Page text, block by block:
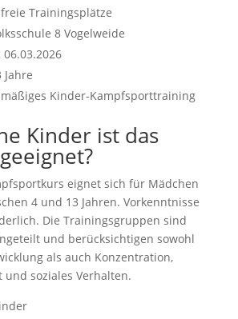
Trainingsplätze
8 Vogelweide
06.03.2026
Jahre
Kinder-Kampfsporttraining
Kinder ist das
eignet sich für Mädchen
4 und 13 Jahren. Vorkenntnisse
Die Trainingsgruppen sind
und berücksichtigen sowohl
als auch Konzentration,
und soziales Verhalten.